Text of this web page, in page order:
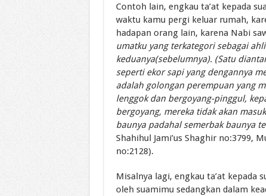
Contoh lain, engkau ta’at kepada
waktu kamu pergi keluar rumah,
hadapan orang lain, karena Nabi
umatku yang terkategori sebagai
keduanya(sebelumnya). (Satu
seperti ekor sapi yang dengannya
adalah golongan perempuan yang
lenggok dan bergoyang-pinggul,
bergoyang, mereka tidak akan
baunya padahal semerbak baunya
Shahihul Jami’us Shaghir no:3799,
no:2128).
Misalnya lagi, engkau ta’at kepada
oleh suamimu sedangkan dalam